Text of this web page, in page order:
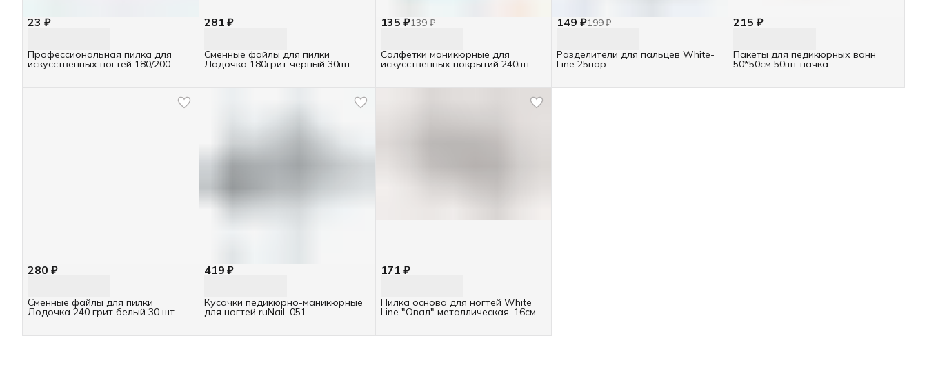
23 ₽
Профессиональная пилка для
искусственных ногтей 180/200
281 ₽
Сменные файлы для пилки
Лодочка 180грит черный 30шт
135 ₽139 ₽
Салфетки маникюрные для
искусственных покрытий 240шт
149 ₽199 ₽
Разделители для пальцев White-
Line 25пар
215 ₽
Пакеты для педикюрных ванн
50*50см 50шт пачка
280 ₽
Сменные файлы для пилки
Лодочка 240 грит белый 30 шт
419 ₽
Кусачки педикюрно-маникюрные
для ногтей ruNail, 051
171 ₽
Пилка основа для ногтей White
Line "Овал" металлическая, 16см